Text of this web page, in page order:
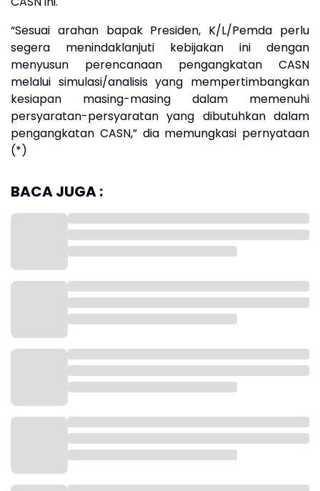
“Sesuai arahan bapak Presiden, K/L/Pemda perlu
segera menindaklanjuti kebijakan ini dengan
menyusun perencanaan pengangkatan CASN
melalui simulasi/analisis yang mempertimbangkan
kesiapan masing-masing dalam memenuhi
persyaratan-persyaratan yang dibutuhkan dalam
pengangkatan CASN,” dia memungkasi pernyataan
(*)
BACA JUGA :